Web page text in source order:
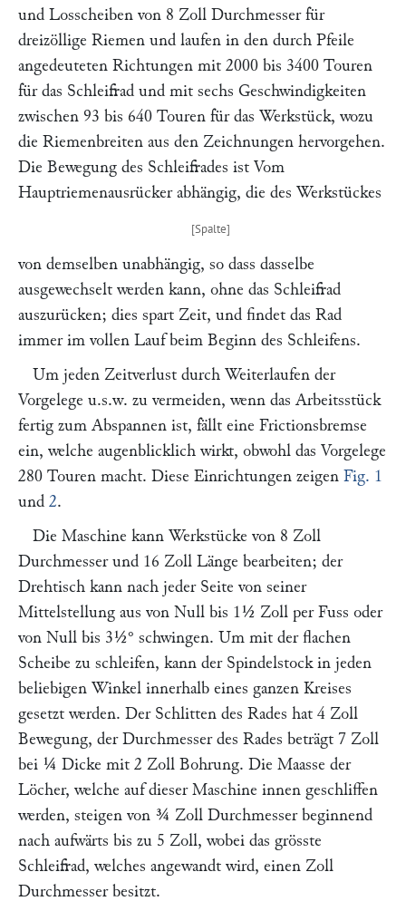
und Losscheiben von 8 Zoll Durchmesser für
dreizöllige Riemen und laufen in den durch Pfeile
angedeuteten Richtungen mit 2000 bis 3400 Touren
für das Schleifrad und mit sechs Geschwindigkeiten
zwischen 93 bis 640 Touren für das Werkstück, wozu
die Riemenbreiten aus den Zeichnungen hervorgehen.
Die Bewegung des Schleifrades ist Vom
Hauptriemenausrücker abhängig, die des Werkstückes
von demselben unabhängig, so dass dasselbe
ausgewechselt werden kann, ohne das Schleifrad
auszurücken; dies spart Zeit, und findet das Rad
immer im vollen Lauf beim Beginn des Schleifens.
Um jeden Zeitverlust durch Weiterlaufen der
Vorgelege u.s.w. zu vermeiden, wenn das Arbeitsstück
fertig zum Abspannen ist, fällt eine Frictionsbremse
ein, welche augenblicklich wirkt, obwohl das Vorgelege
280 Touren macht. Diese Einrichtungen zeigen Fig. 1
und 2.
Die Maschine kann Werkstücke von 8 Zoll
Durchmesser und 16 Zoll Länge bearbeiten; der
Drehtisch kann nach jeder Seite von seiner
Mittelstellung aus von Null bis 1½ Zoll per Fuss oder
von Null bis 3½° schwingen. Um mit der flachen
Scheibe zu schleifen, kann der Spindelstock in jeden
beliebigen Winkel innerhalb eines ganzen Kreises
gesetzt werden. Der Schlitten des Rades hat 4 Zoll
Bewegung, der Durchmesser des Rades beträgt 7 Zoll
bei ¼ Dicke mit 2 Zoll Bohrung. Die Maasse der
Löcher, welche auf dieser Maschine innen geschliffen
werden, steigen von ¾ Zoll Durchmesser beginnend
nach aufwärts bis zu 5 Zoll, wobei das grösste
Schleifrad, welches angewandt wird, einen Zoll
Durchmesser besitzt.